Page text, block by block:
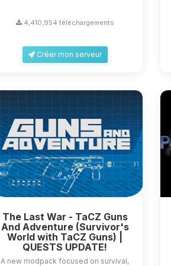
4,410,954 téléchargements
Créer mon serveur
The Last War - TaCZ Guns
And Adventure (Survivor's
World with TaCZ Guns) |
QUESTS UPDATE!
A new modpack focused on survival,